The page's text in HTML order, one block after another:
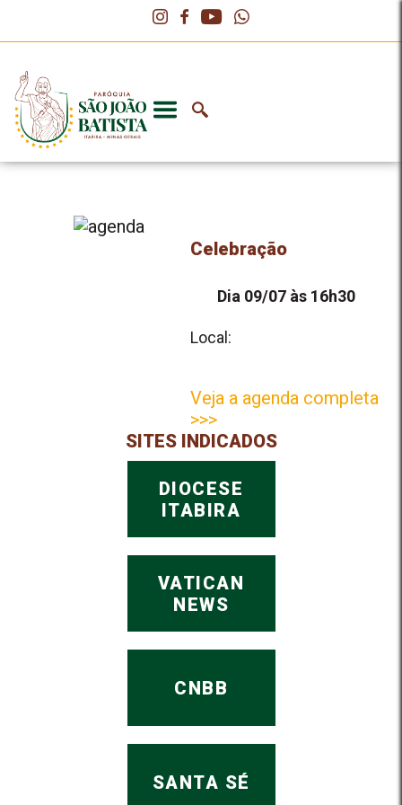
Celebração
Dia 09/07 às 16h30
Local:
Veja a agenda completa
>>>
SITES INDICADOS
DIOCESE
ITABIRA
VATICAN
NEWS
CNBB
SANTA SÉ